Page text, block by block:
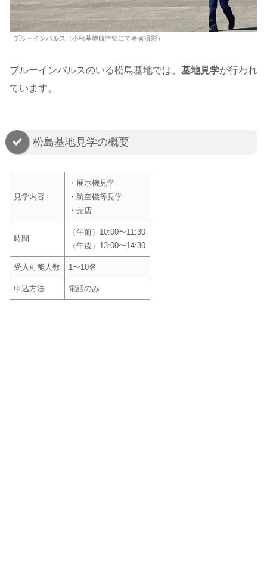
ブルーインパルス（小松基地航空祭にて著者撮影）
ブルーインパルスのいる松島基地では、 基地見学が行われ
ています。
松島基地見学の概要
見学内容
・展示機見学
・航空機等見学
・売店
時間
（午前）10:00〜11:30
（午後）13:00〜14:30
受入可能人数 1〜10名
申込方法 電話のみ